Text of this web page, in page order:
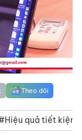
Theo dõi
quả tiết kiệm